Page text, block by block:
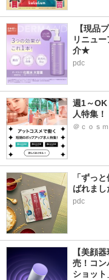
【現品
リニュ
介★
pdc
週1～
人特集！
＠ｃｏｓ
「ずっ
ばれまし
pdc
【美顔
売！コン
ショット